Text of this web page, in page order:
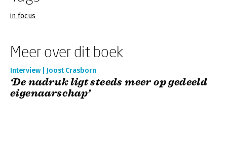
in focus
Meer over dit boek
Interview | Joost Crasborn
‘De nadruk ligt steeds meer op gedeeld
eigenaarschap’